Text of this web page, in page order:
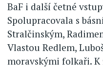
BaF i další četné
Spolupracovala s
Stralčinským,
Vlastou Redlem,
moravskými folkaři. K